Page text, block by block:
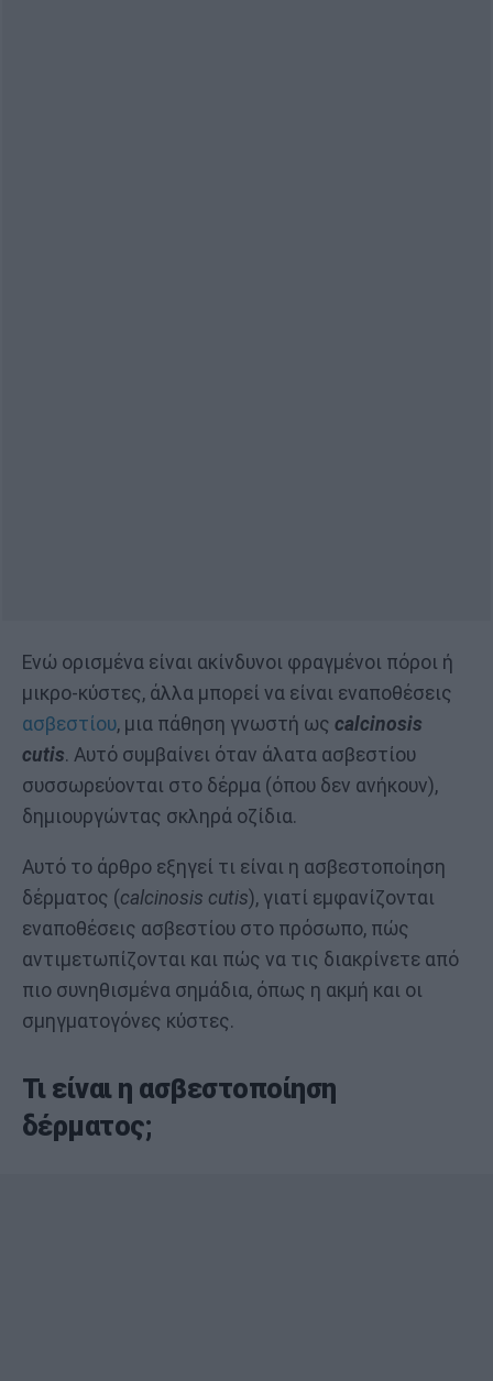
Ενώ ορισμένα είναι ακίνδυνοι φραγμένοι πόροι ή
μικρο-κύστες, άλλα μπορεί να είναι εναποθέσεις
ασβεστίου, μια πάθηση γνωστή ως calcinosis
cutis. Αυτό συμβαίνει όταν άλατα ασβεστίου
συσσωρεύονται στο δέρμα (όπου δεν ανήκουν),
δημιουργώντας σκληρά οζίδια.
Αυτό το άρθρο εξηγεί τι είναι η ασβεστοποίηση
δέρματος (calcinosis cutis), γιατί εμφανίζονται
εναποθέσεις ασβεστίου στο πρόσωπο, πώς
αντιμετωπίζονται και πώς να τις διακρίνετε από
πιο συνηθισμένα σημάδια, όπως η ακμή και οι
σμηγματογόνες κύστες.
Τι είναι η ασβεστοποίηση
δέρματος;